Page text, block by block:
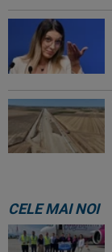
CELE MAI NOI